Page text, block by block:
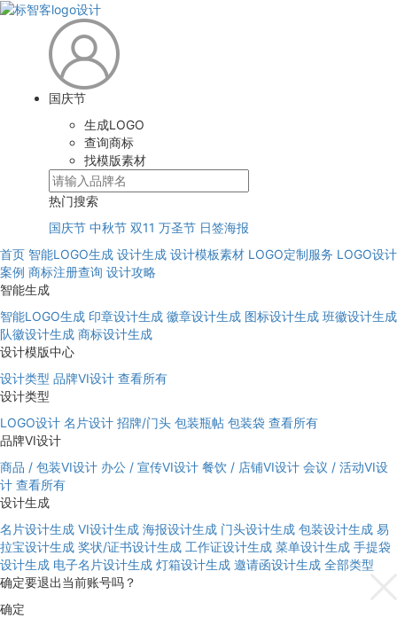
国庆节
生成LOGO
查询商标
找模版素材
热门搜索
国庆节 中秋节 双11 万圣节 日签海报
首页 智能LOGO生成 设计生成 设计模板素材 LOGO定制服务 LOGO设计
案例 商标注册查询 设计攻略
智能生成
智能LOGO生成 印章设计生成 徽章设计生成 图标设计生成 班徽设计生成
队徽设计生成 商标设计生成
设计模版中心
设计类型 品牌VI设计 查看所有
设计类型
LOGO设计 名片设计 招牌/门头 包装瓶帖 包装袋 查看所有
品牌VI设计
商品 / 包装VI设计 办公 / 宣传VI设计 餐饮 / 店铺VI设计 会议 / 活动VI设
计 查看所有
设计生成
名片设计生成 VI设计生成 海报设计生成 门头设计生成 包装设计生成 易
拉宝设计生成 奖状/证书设计生成 工作证设计生成 菜单设计生成 手提袋
设计生成 电子名片设计生成 灯箱设计生成 邀请函设计生成 全部类型
确定要退出当前账号吗？
确定